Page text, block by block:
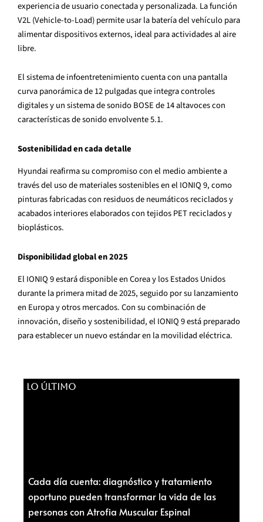
experiencia de usuario conectada y personalizada. La función
V2L (Vehicle-to-Load) permite usar la batería del vehículo para
alimentar dispositivos externos, ideal para actividades al aire
libre.
El sistema de infoentretenimiento cuenta con una pantalla
curva panorámica de 12 pulgadas que integra controles
digitales y un sistema de sonido BOSE de 14 altavoces con
características de sonido envolvente 5.1.
Sostenibilidad en cada detalle
Hyundai reafirma su compromiso con el medio ambiente a
través del uso de materiales sostenibles en el IONIQ 9, como
pinturas fabricadas con residuos de neumáticos reciclados y
acabados interiores elaborados con tejidos PET reciclados y
bioplásticos.
Disponibilidad global en 2025
El IONIQ 9 estarádisponible en Corea y los Estados Unidos
durante la primera mitad de 2025, seguido por su lanzamiento
en Europa y otros mercados. Con su combinación de
innovación, diseño y sostenibilidad, el IONIQ 9 estápreparado
para establecer un nuevo estándar en la movilidad eléctrica.
LO ÚLTIMO
Cada día cuenta: diagnóstico y tratamiento
oportuno pueden transformar la vida de las
personas con Atrofia Muscular Espinal